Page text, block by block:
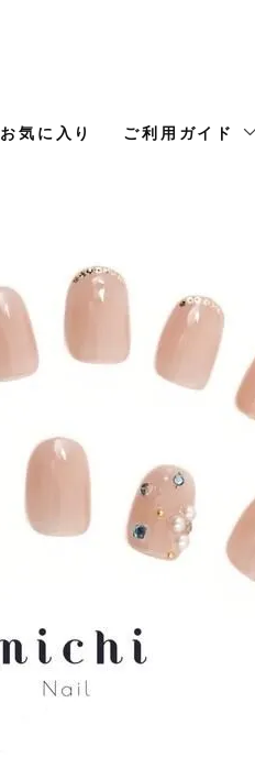
お気に入り ご利用ガイド